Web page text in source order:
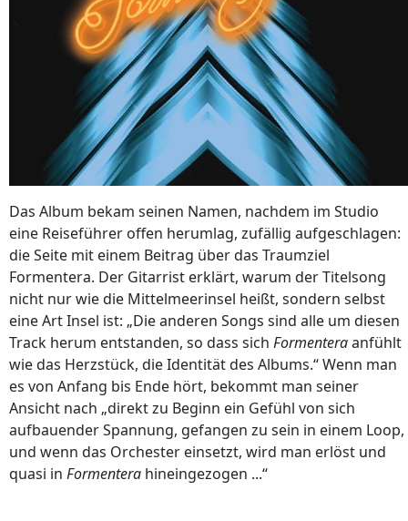
Das Album bekam seinen Namen, nachdem im Studio
eine Reiseführer offen herumlag, zufällig aufgeschlagen:
die Seite mit einem Beitrag über das Traumziel
Formentera. Der Gitarrist erklärt, warum der Titelsong
nicht nur wie die Mittelmeerinsel heißt, sondern selbst
eine Art Insel ist: „Die anderen Songs sind alle um diesen
Track herum entstanden, so dass sich Formenteraanfühlt
wie das Herzstück, die Identität des Albums.“ Wenn man
es von Anfang bis Ende hört, bekommt man seiner
Ansicht nach „direkt zu Beginn ein Gefühl von sich
aufbauender Spannung, gefangen zu sein in einem Loop,
und wenn das Orchester einsetzt, wird man erlöst und
quasi in Formentera hineingezogen ...“